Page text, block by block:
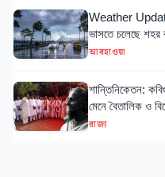
Weather
ভাসতে চলেছে শহর
আবহাওয়া
শান্তিনিকেতন:
মেনে বৈতালিক ও
রাজ্য